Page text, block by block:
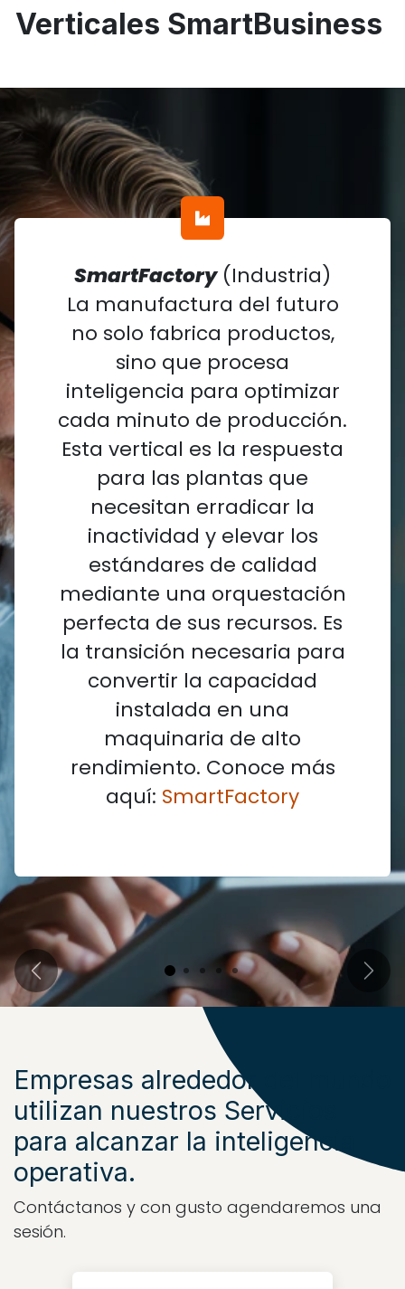
Verticales SmartBusiness
SmartFactory(Industria)
La manufactura del futuro
no solo fabrica productos,
sino que procesa
inteligencia para optimizar
cada minuto de producción.
Esta vertical es la respuesta
para las plantas que
necesitan erradicar la
inactividad y elevar los
estándares de calidad
mediante una orquestación
perfecta de sus recursos. Es
la transición necesaria para
convertir la capacidad
instalada en una
maquinaria de alto
rendimiento. Conoce más
aquí: SmartFactory
Previous Next
Empresas alrededor del mundo
utilizan nuestros Servicios
para alcanzar la inteligencia
operativa.
Contáctanos y con gusto agendaremos una
sesión.